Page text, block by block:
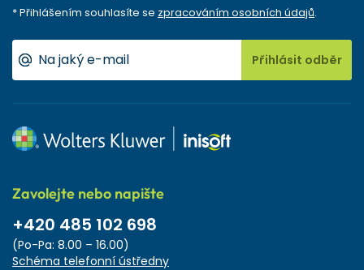
* Přihlášením souhlasíte se zpracováním osobních údajů.
Přihlásit odběr
Zavolejte nebo napište
+420 485 102 698
(Po-Pa: 8.00 – 16.00)
Schéma telefonní ústředny